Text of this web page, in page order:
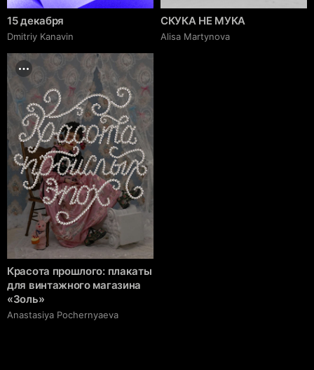
15 декабря
Dmitriy Kanavin
СКУКА НЕ МУКА
Alisa Martynova
Красота прошлого: плакаты
для винтажного магазина
«Золь»
Anastasiya Pochernyaeva